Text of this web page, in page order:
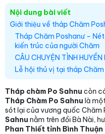
Nội dung bài viết
Giới thiệu về tháp Chăm
Tháp Chăm Poshanư –
kiến trúc của người Chăm
CÂU CHUYỆN TÌNH HUYỀN
Lễ hội thú vị tại tháp
Tháp chàm Po Sahnu còn
Tháp Chàm Po Sahnu là
sót lại của vương quốc Chăm
Sahnu nằm trên đồi Bà Nài,
Phan Thiết tỉnh Bình Thuận